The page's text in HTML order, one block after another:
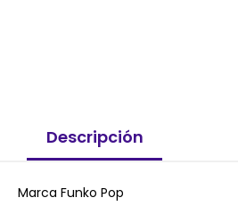
Descripción
Marca Funko Pop